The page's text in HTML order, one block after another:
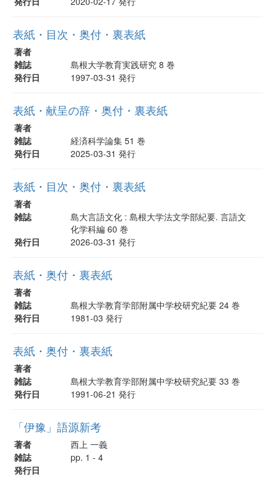
表紙・目次・奥付・裏表紙
著者
雑誌
島根大学教育実践研究 8 巻
発行日
1997-03-31 発行
表紙・献呈の辞・奥付・裏表紙
著者
雑誌
経済科学論集 51 巻
発行日
2025-03-31 発行
表紙・目次・奥付・裏表紙
著者
雑誌
島大言語文化 : 島根大学法文学部紀要. 言語文
化学科編 60 巻
発行日
2026-03-31 発行
表紙・奥付・裏表紙
著者
雑誌
島根大学教育学部附属中学校研究紀要 24 巻
発行日
1981-03 発行
表紙・奥付・裏表紙
著者
雑誌
島根大学教育学部附属中学校研究紀要 33 巻
発行日
1991-06-21 発行
「伊豫」語源新考
著者
西上 一義
雑誌
pp. 1 - 4
発行日